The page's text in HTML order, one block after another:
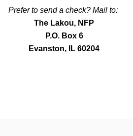
Prefer to send a check? Mail to:
The Lakou, NFP
P.O. Box 6
Evanston, IL 60204